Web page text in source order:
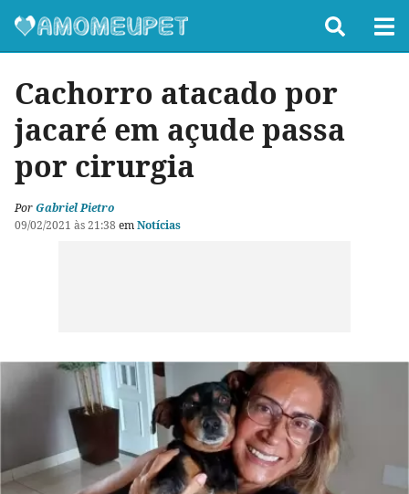
Cachorro atacado por
jacaré em açude passa
por cirurgia
PorGabriel Pietro
09/02/2021 às 21:38 emNotícias